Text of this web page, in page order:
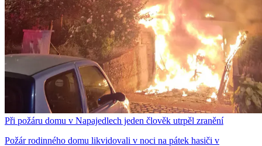
Při požáru domu v Napajedlech jeden člověk utrpěl zranění
Požár rodinného domu likvidovali v noci na pátek hasiči v